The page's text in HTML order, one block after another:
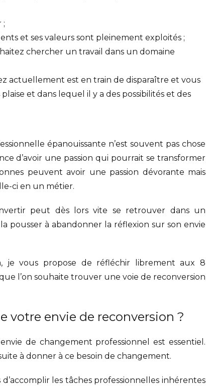
;
et ses valeurs sont pleinement exploités ;
chercher un travail dans un domaine
actuellement est en train de disparaître et vous
et dans lequel il y a des possibilités et des
épanouissante n’est souvent pas chose
d’avoir une passion qui pourrait se transformer
peuvent avoir une passion dévorante mais
ci en un métier.
peut dès lors vite se retrouver dans un
pousser à abandonner la réflexion sur son envie
je vous propose de réfléchir librement aux 8
l’on souhaite trouver une voie de reconversion
votre envie de reconversion ?
de changement professionnel est essentiel.
à donner à ce besoin de changement.
les tâches professionnelles inhérentes